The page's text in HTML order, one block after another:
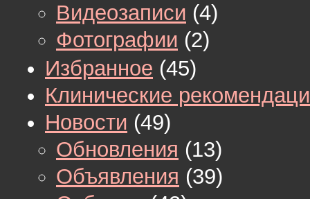
Видеозаписи (4)
Фотографии (2)
Избранное (45)
Клинические
Новости (49)
Обновления (13)
Объявления (39)